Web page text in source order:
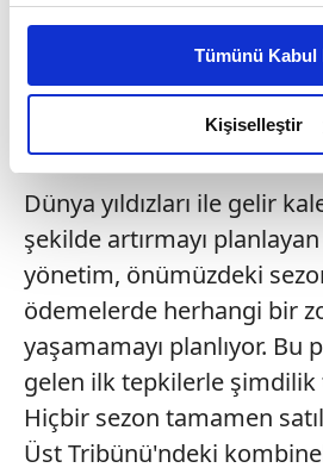
Bu çerezlere izin vermeniz halinde
daha iyi reklam deneyimi
amacımızın size daha iyi bir
olduğunu ve sizlere en iyi içerikleri
elimizden gelen çabayı
reklamların maliyetlerimizi
kalemimiz olduğunu sizlere
Her halükârda, kullanıcılar, bu
takdirde, kullanıcılara hedefli
gösterilmeyecektir."
Sizlere daha iyi bir hizmet
Sitemizde kendimize ve üçüncü
kullanılmaktadır. Bu çerezler
verileriniz işlenmekte olup gerekli
Tümünü Kabul
Kişiselleştir
Fenerbahçe, bu sezon
Euro bonservis ve kiralama
ödeyecek.
TARAFTAR KARŞILIĞINI
Dünya yıldızları ile gelir
şekilde artırmayı
yönetim, önümüzdeki
ödemelerde herhangi bir
yaşamamayı planlıyor. Bu
gelen ilk tepkilerle şimdilik
Hiçbir sezon tamamen
Üst Tribünü'ndeki